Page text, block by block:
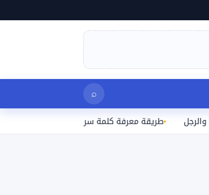
⌕
طريقة معرفة كلمة سر الواي فاي المتصل بها على